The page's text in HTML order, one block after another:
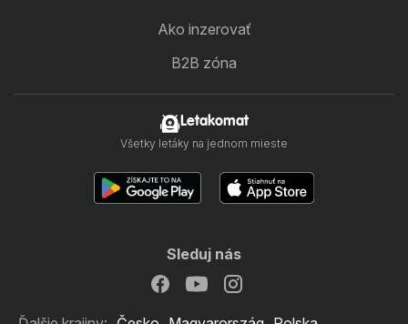
Ako inzerovať
B2B zóna
Letakomat
Všetky letáky na jednom mieste
Sleduj nás